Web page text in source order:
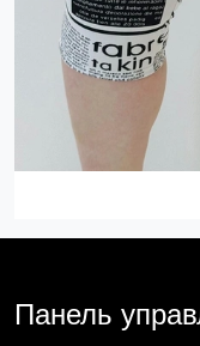
Панель